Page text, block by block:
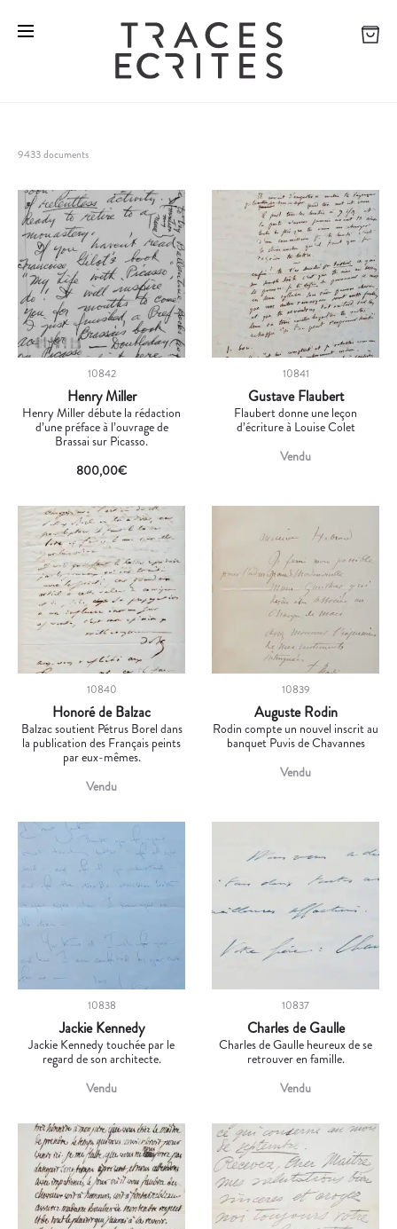
9433 documents
10842
Henry Miller
Henry Miller débute la rédaction
d’une préface à l’ouvrage de
Brassai sur Picasso.
800,00€
10841
Gustave Flaubert
Flaubert donne une leçon
d’écriture à Louise Colet
Vendu
10840
Honoré de Balzac
Balzac soutient Pétrus Borel dans
la publication des Français peints
par eux-mêmes.
Vendu
10839
Auguste Rodin
Rodin compte un nouvel inscrit au
banquet Puvis de Chavannes
Vendu
10838
Jackie Kennedy
Jackie Kennedy touchée par le
regard de son architecte.
Vendu
10837
Charles de Gaulle
Charles de Gaulle heureux de se
retrouver en famille.
Vendu